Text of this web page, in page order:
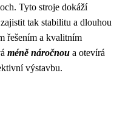
Tyto stroje dokáží
tak stabilitu a dlouhou
řešením a kvalitním
méně náročnou a otevírá
výstavbu.